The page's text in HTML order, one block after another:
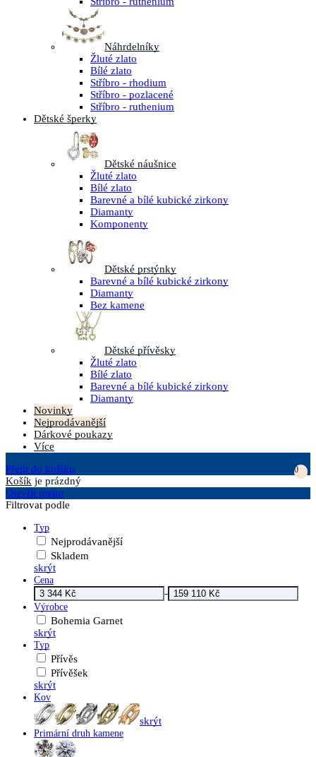
Náhrdelníky
Žluté zlato
Bílé zlato
Stříbro - rhodium
Stříbro - pozlacené
Stříbro - ruthenium
Dětské šperky
Dětské náušnice
Žluté zlato
Bílé zlato
Barevné a bílé kubické zirkony
Diamanty
Komponenty
Dětské prstýnky
Barevné a bílé kubické zirkony
Diamanty
Bez kamene
Dětské přívěsky
Žluté zlato
Bílé zlato
Barevné a bílé kubické zirkony
Diamanty
Novinky
Nejprodávanější
Dárkové poukazy
Více
Přejít do košíku
0
Košík je prázdný
Otevřít menu
Filtrovat podle
Typ
Nejprodávanější
Skladem
skrýt
Cena
-
Výrobce
Bohemia Garnet
skrýt
Typ
Přívěs
Přívěšek
skrýt
Kov
skrýt
Primární druh kamene